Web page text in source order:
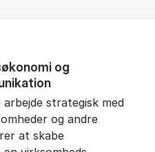
og
strategisk med
og andre
at skabe